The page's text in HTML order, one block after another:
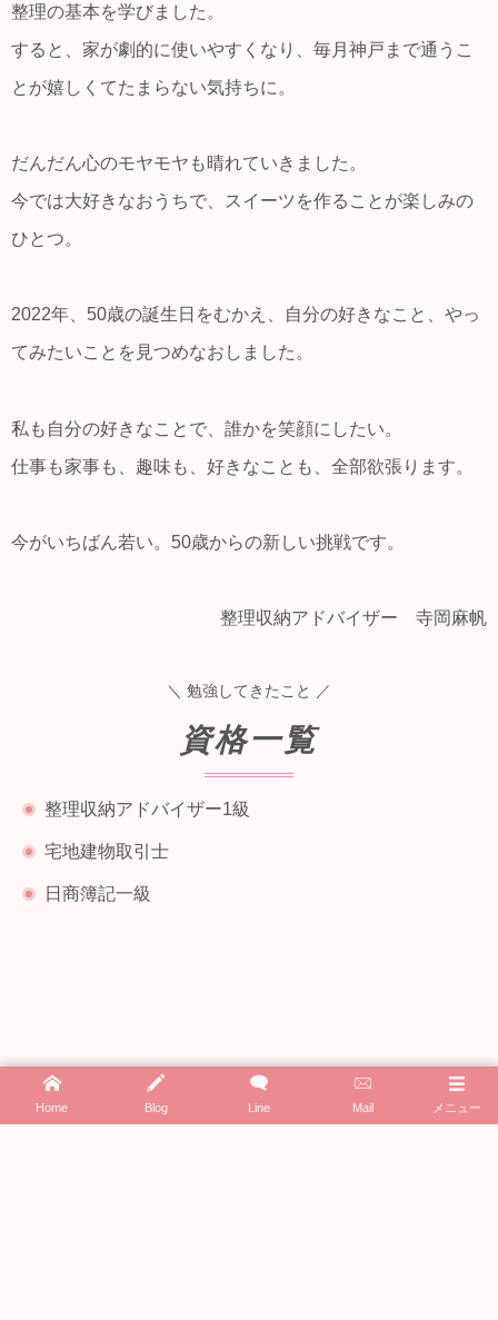
整理の基本を学びました。
すると、家が劇的に使いやすくなり、毎月神戸まで通うこ
とが嬉しくてたまらない気持ちに。
だんだん心のモヤモヤも晴れていきました。
今では大好きなおうちで、スイーツを作ることが楽しみの
ひとつ。
2022年、50歳の誕生日をむかえ、自分の好きなこと、やっ
てみたいことを見つめなおしました。
私も自分の好きなことで、誰かを笑顔にしたい。
仕事も家事も、趣味も、好きなことも、全部欲張ります。
今がいちばん若い。50歳からの新しい挑戦です。
整理収納アドバイザー 寺岡麻帆
＼ 勉強してきたこと ／
資格一覧
整理収納アドバイザー1級
宅地建物取引士
日商簿記一級
メニュー
Home Blog Line Mail